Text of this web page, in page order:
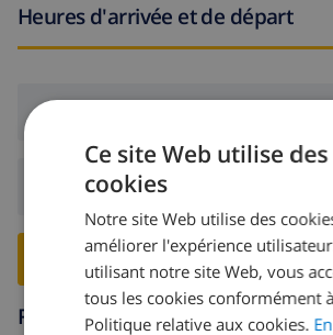
Heures d'arrivée et de départ
Départ:
RESERVER CETTE
Région
Ce site Web utilise des
cookies
Notre site Web utilise des
améliorer l'expérience
utilisant notre site Web, vous
tous les cookies conformément
Politique relative aux cookies.